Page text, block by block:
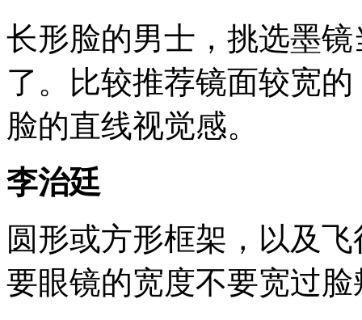
长形脸的男士，挑选墨
了。比较推荐镜面较宽
脸的直线视觉感。
李治廷
圆形或方形框架，以及
要眼镜的宽度不要宽过